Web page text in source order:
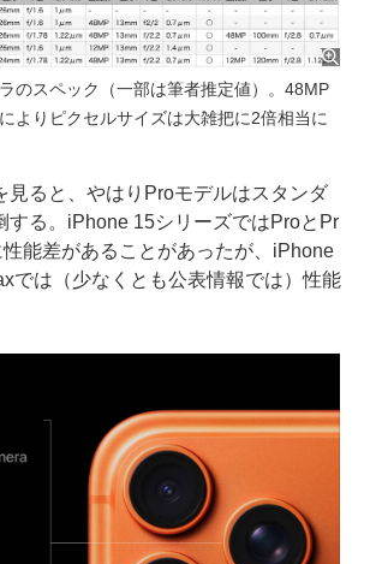
のスペック（一部は筆者推定値）。48MP
よりピクセルサイズは大雑把に2倍相当に
ると、やはりProモデルはスタンダ
する。iPhone 15シリーズではProとPr
能差があることがあったが、iPhone
では（少なくとも公表情報では）性能